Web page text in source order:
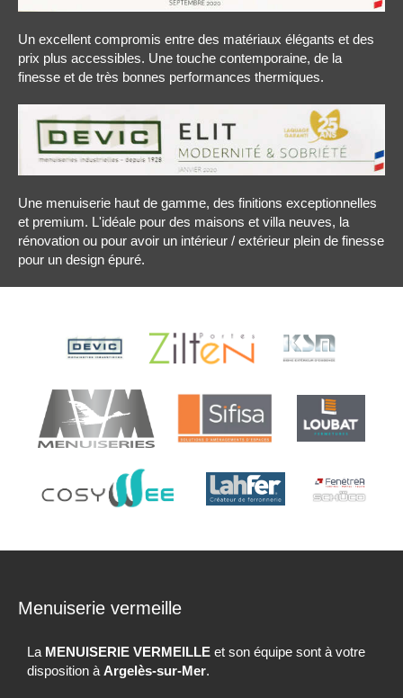
Un excellent compromis entre des matériaux élégants et des
prix plus accessibles. Une touche contemporaine, de la
finesse et de très bonnes performances thermiques.
Une menuiserie haut de gamme, des finitions exceptionnelles
et premium. L'idéale pour des maisons et villa neuves, la
rénovation ou pour avoir un intérieur / extérieur plein de finesse
pour un design épuré.
Menuiserie vermeille
La MENUISERIE VERMEILLE et son équipe sont à votre
disposition à Argelès-sur-Mer.